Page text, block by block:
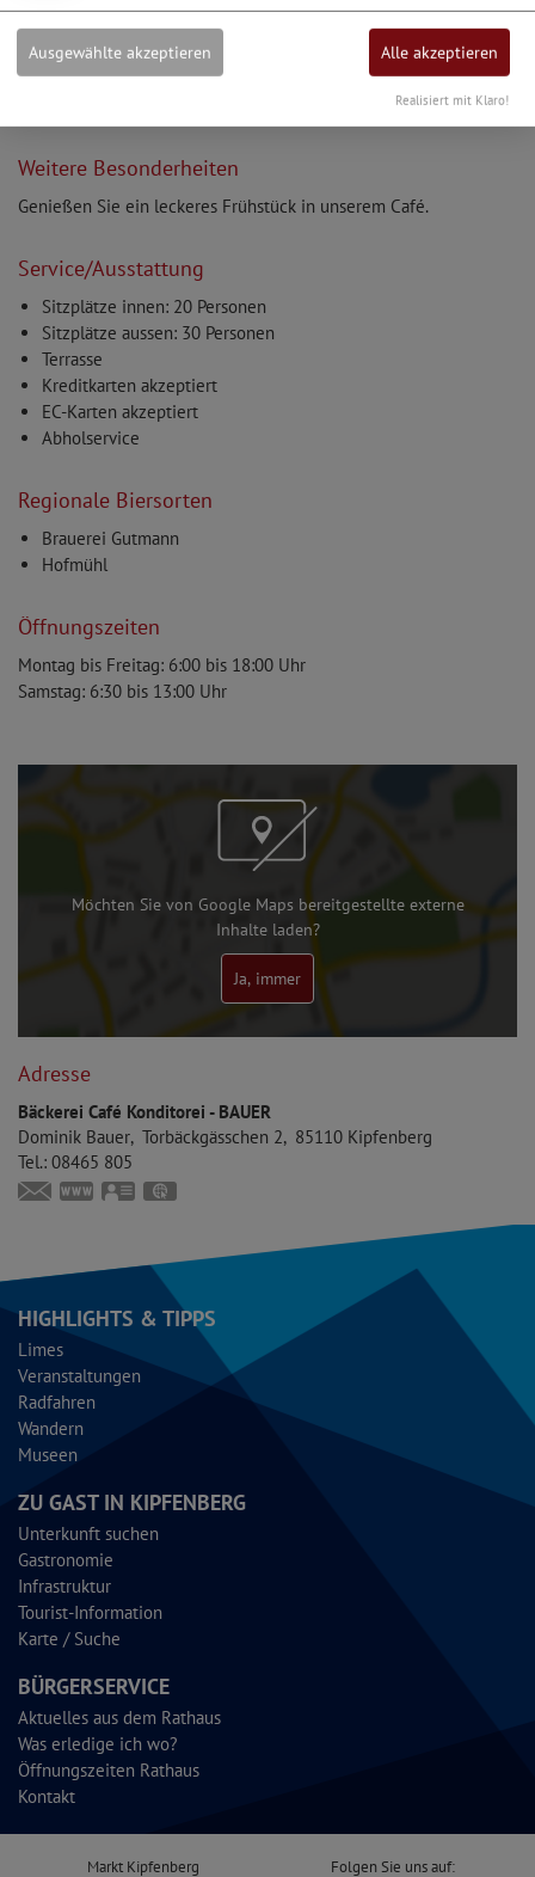
Produkte aus eigener Herstellung mit regionalen und
Weitere Besonderheiten
Genießen Sie ein leckeres Frühstück in unserem Café.
Service/Ausstattung
Sitzplätze innen: 20 Personen
Sitzplätze aussen: 30 Personen
Terrasse
Kreditkarten akzeptiert
EC-Karten akzeptiert
Abholservice
Regionale Biersorten
Brauerei Gutmann
Hofmühl
Öffnungszeiten
Montag bis Freitag: 6:00 bis 18:00 Uhr
Samstag: 6:30 bis 13:00 Uhr
Möchten Sie von Google Maps bereitgestellte externe
Inhalte laden?
Ja, immer
Adresse
Bäckerei Café Konditorei - BAUER
Dominik Bauer Torbäckgässchen 2 85110 Kipfenberg
Tel.: 08465 805
info@baeckerei-bauer.de
www.baeckerei-bauer.de
vCard
HIGHLIGHTS & TIPPS
Limes
Veranstaltungen
Radfahren
Wandern
Museen
ZU GAST IN KIPFENBERG
Unterkunft suchen
Gastronomie
Infrastruktur
Tourist-Information
Karte / Suche
BÜRGERSERVICE
Aktuelles aus dem Rathaus
Was erledige ich wo?
Öffnungszeiten Rathaus
Kontakt
Markt Kipfenberg
Folgen Sie uns auf:
Ausgewählte akzeptieren Alle akzeptieren
Realisiert mit Klaro!